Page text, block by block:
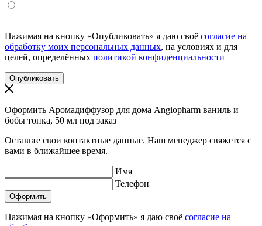
Нажимая на кнопку «Опубликовать» я даю своё согласие на
обработку моих персональных данных, на условиях и для
целей, определённых политикой конфиденциальности
Оформить Аромадиффузор для дома Angiopharm ваниль и
бобы тонка, 50 мл под заказ
Оставьте свои контактные данные. Наш менеджер свяжется с
вами в ближайшее время.
Имя
Телефон
Нажимая на кнопку «Оформить» я даю своё согласие на